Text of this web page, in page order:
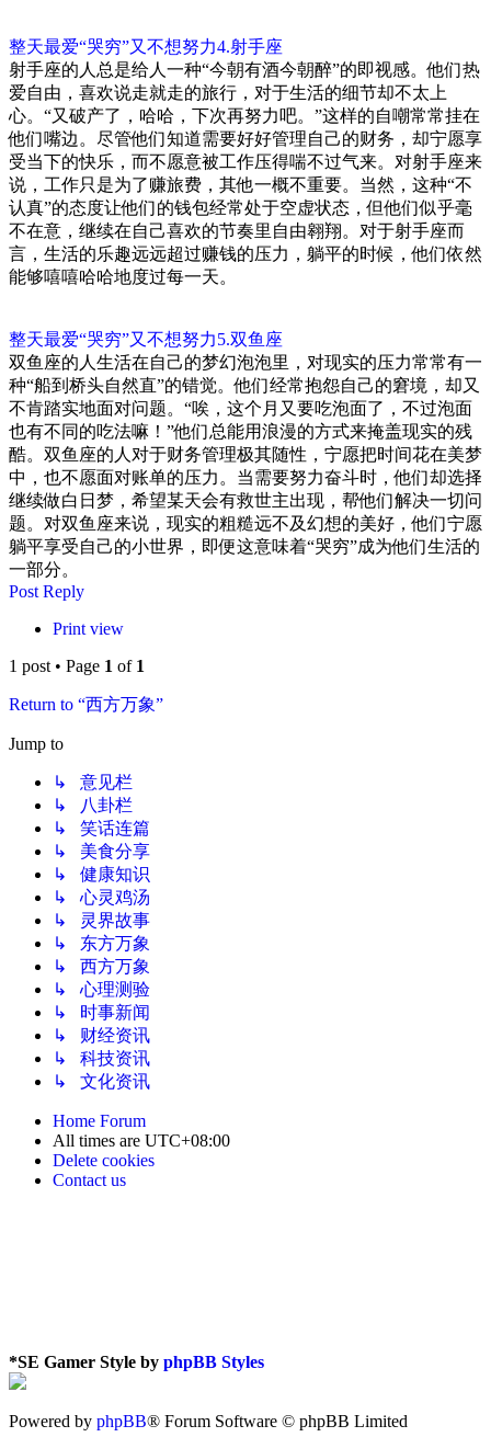
整天最爱“哭穷”又不想努力4.射手座
射手座的人总是给人一种“今朝有酒今朝醉”的即视感。他们热
爱自由，喜欢说走就走的旅行，对于生活的细节却不太上
心。“又破产了，哈哈，下次再努力吧。”这样的自嘲常常挂在
他们嘴边。尽管他们知道需要好好管理自己的财务，却宁愿享
受当下的快乐，而不愿意被工作压得喘不过气来。对射手座来
说，工作只是为了赚旅费，其他一概不重要。当然，这种“不
认真”的态度让他们的钱包经常处于空虚状态，但他们似乎毫
不在意，继续在自己喜欢的节奏里自由翱翔。对于射手座而
言，生活的乐趣远远超过赚钱的压力，躺平的时候，他们依然
能够嘻嘻哈哈地度过每一天。
整天最爱“哭穷”又不想努力5.双鱼座
双鱼座的人生活在自己的梦幻泡泡里，对现实的压力常常有一
种“船到桥头自然直”的错觉。他们经常抱怨自己的窘境，却又
不肯踏实地面对问题。“唉，这个月又要吃泡面了，不过泡面
也有不同的吃法嘛！”他们总能用浪漫的方式来掩盖现实的残
酷。双鱼座的人对于财务管理极其随性，宁愿把时间花在美梦
中，也不愿面对账单的压力。当需要努力奋斗时，他们却选择
继续做白日梦，希望某天会有救世主出现，帮他们解决一切问
题。对双鱼座来说，现实的粗糙远不及幻想的美好，他们宁愿
躺平享受自己的小世界，即便这意味着“哭穷”成为他们生活的
一部分。
Post Reply
Print view
1 post • Page 1 of 1
Return to “西方万象”
Jump to
↳ 意见栏
↳ 八卦栏
↳ 笑话连篇
↳ 美食分享
↳ 健康知识
↳ 心灵鸡汤
↳ 灵界故事
↳ 东方万象
↳ 西方万象
↳ 心理测验
↳ 时事新闻
↳ 财经资讯
↳ 科技资讯
↳ 文化资讯
Home Forum
All times are UTC+08:00
Delete cookies
Contact us
*SE Gamer Style by phpBB Styles
Powered by phpBB® Forum Software © phpBB Limited